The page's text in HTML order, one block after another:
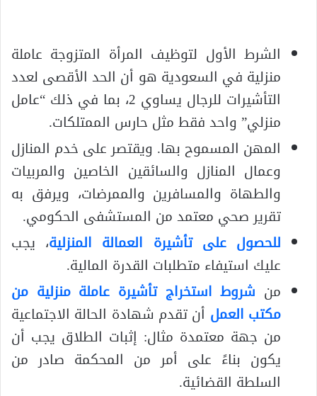
الشرط الأول لتوظيف المرأة المتزوجة عاملة
منزلية في السعودية هو أن الحد الأقصى لعدد
التأشيرات للرجال يساوي 2، بما في ذلك “عامل
منزلي” واحد فقط مثل حارس الممتلكات.
المهن المسموح بها. ويقتصر على خدم المنازل
وعمال المنازل والسائقين الخاصين والمربيات
والطهاة والمسافرين والممرضات، ويرفق به
تقرير صحي معتمد من المستشفى الحكومي.
للحصول على تأشيرة العمالة المنزلية، يجب
عليك استيفاء متطلبات القدرة المالية.
من شروط استخراج تأشيرة عاملة منزلية من
مكتب العمل أن تقدم شهادة الحالة الاجتماعية
من جهة معتمدة مثال: إثبات الطلاق يجب أن
يكون بناءً على أمر من المحكمة صادر من
السلطة القضائية.